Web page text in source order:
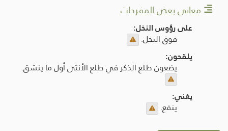
معاني بعض المفردات
على رؤوس النخل:
فوق النخل.
يلقحون:
يضعون طلع الذكر في طلع الأنثى أول ما ينشق.
يغني:
ينفع.